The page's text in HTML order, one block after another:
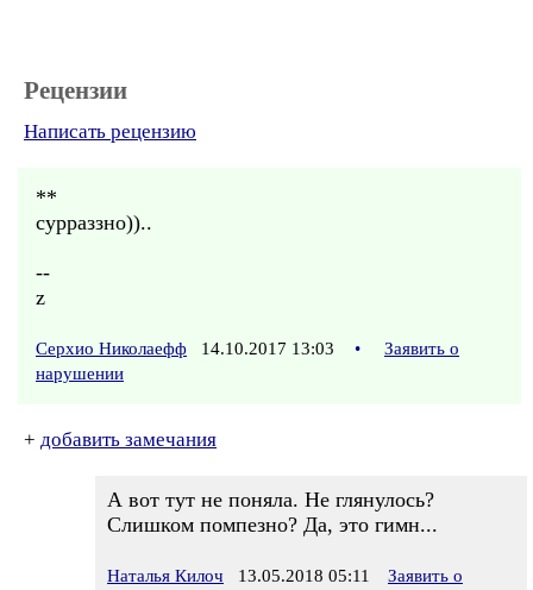
Рецензии
Написать рецензию
**
сурраззно))..
--
z
Серхио Николаефф 14.10.2017 13:03 •
Заявить о
нарушении
+ добавить замечания
А вот тут не поняла. Не глянулось?
Слишком помпезно? Да, это гимн...
Наталья Килоч 13.05.2018 05:11
Заявить о